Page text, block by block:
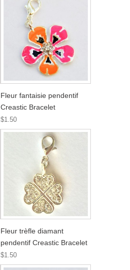
Fleur fantaisie pendentif
Creastic Bracelet
$1.50
Fleur trèfle diamant
pendentif Creastic Bracelet
$1.50